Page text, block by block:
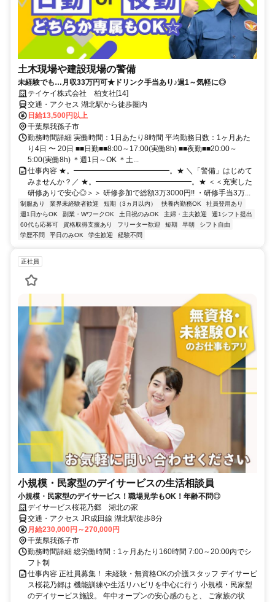
土木現場や建設現場の警備
未経験でも…月収33万円可★ドリンク手当あり♪週1～気軽に◎
テイケイ株式会社 柏支社[14]
交通・アクセス 湖北駅から徒歩圏内
日給13,500円以上
千葉県我孫子市
勤務時間詳細 実働時間：1日あたり8時間 平均勤務日数：1ヶ月あた
り4日 〜 20日 ■■日勤■■8:00～17:00(実働8h) ■■夜勤■■20:00～
5:00(実働8h) ＊週1日～OK ＊土...
仕事内容 ★。━━━━━━━━━━━━━。★ ＼「警備」はじめて
みませんか？／ ★。━━━━━━━━━━━━━。★ ＜＜充実した
研修ありで安心◎＞＞ 研修参加で総額3万3000円!! ・研修手当3万...
制服あり 業界未経験者歓迎 短期（3ヵ月以内） 扶養内勤務OK
社員登用あり
週1日からOK
副業・WワークOK 土日祝のみOK 主婦・主夫歓迎
週1シフト提出
60代も応募可
資格取得支援あり フリーター歓迎 短期 早朝
シフト自由
学歴不問
平日のみOK 学生歓迎 経験不問
正社員
小規模・民家型のデイサービスの生活相談員
小規模・民家型のデイサービス！職場見学もOK！年齢不問◎
デイサービス桜花乃郷 湖北の家
交通・アクセス JR成田線 湖北駅徒歩8分
月給230,000円～270,000円
千葉県我孫子市
勤務時間詳細 総労働時間：1ヶ月あたり160時間 7:00～20:00内でシ
フト制
仕事内容 正社員募集！ 未経験・無資格OKの介護スタッフ デイサービ
ス桜花乃郷は 機能訓練や生活リハビリを中心に行う 小規模・民家型
のデイサービス施設。 年中オープンの安心感のもと、 ご家族の状